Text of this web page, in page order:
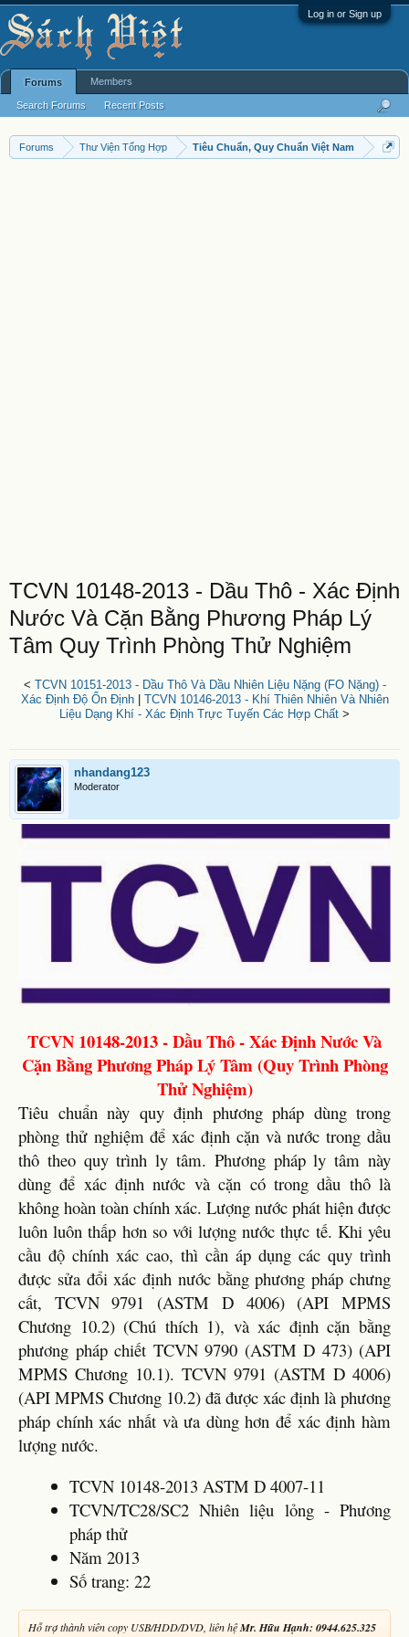
Log in or Sign up
Forums Thư Viện Tổng Hợp Tiêu Chuẩn, Quy Chuẩn Việt Nam
TCVN 10148-2013 - Dầu Thô - Xác Định
Nước Và Cặn Bằng Phương Pháp Lý
Tâm Quy Trình Phòng Thử Nghiệm
< TCVN 10151-2013 - Dầu Thô Và Dầu Nhiên Liệu Nặng (FO Nặng) -
Xác Định Độ Ổn Định| TCVN 10146-2013 - Khí Thiên Nhiên Và Nhiên
Liệu Dạng Khí - Xác Định Trực Tuyến Các Hợp Chất >
nhandang123
Moderator
TCVN 10148-2013 - Dầu Thô - Xác Định Nước Và
Cặn Bằng Phương Pháp Lý Tâm (Quy Trình Phòng
Thử Nghiệm)
Tiêu chuẩn này quy định phương pháp dùng trong
phòng thử nghiệm để xác định cặn và nước trong dầu
thô theo quy trình ly tâm. Phương pháp ly tâm này
dùng để xác định nước và cặn có trong dầu thô là
không hoàn toàn chính xác. Lượng nước phát hiện được
luôn luôn thấp hơn so với lượng nước thực tế. Khi yêu
cầu độ chính xác cao, thì cần áp dụng các quy trình
được sửa đổi xác định nước bằng phương pháp chưng
cất, TCVN 9791 (ASTM D 4006) (API MPMS
Chương 10.2) (Chú thích 1), và xác định cặn bằng
phương pháp chiết TCVN 9790 (ASTM D 473) (API
MPMS Chương 10.1). TCVN 9791 (ASTM D 4006)
(API MPMS Chương 10.2) đã được xác định là phương
pháp chính xác nhất và ưa dùng hơn để xác định hàm
lượng nước.
TCVN 10148-2013 ASTM D 4007-11
TCVN/TC28/SC2 Nhiên liệu lỏng - Phương
pháp thử
Năm 2013
Số trang: 22
Hỗ trợ thành viên copy USB/HDD/DVD, liên hệMr. Hữu Hạnh: 0944.625.325
Forums
Search Forums Recent Posts
Members